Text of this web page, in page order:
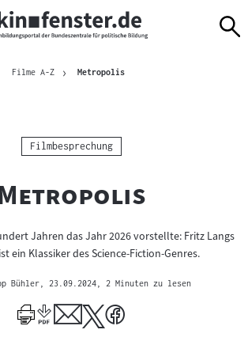
Filme A-Z MetropolisAktuelle Seite
Kategorie:
Filmbesprechung
"
Jahren das Jahr 2026 vorstellte: Fritz Langs
ein Klassiker des Science-Fiction-Genres.
Bühler , 23.09.2024 , 2 Minuten zu lesen